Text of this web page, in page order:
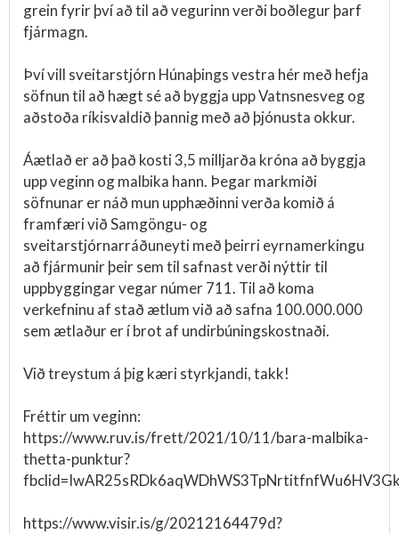
grein fyrir því að til að vegurinn verði boðlegur þarf
fjármagn.
Því vill sveitarstjórn Húnaþings vestra hér með hefja
söfnun til að hægt sé að byggja upp Vatnsnesveg og
aðstoða ríkisvaldið þannig með að þjónusta okkur.
Áætlað er að það kosti 3,5 milljarða króna að byggja
upp veginn og malbika hann. Þegar markmiði
söfnunar er náð mun upphæðinni verða komið á
framfæri við Samgöngu- og
sveitarstjórnarráðuneyti með þeirri eyrnamerkingu
að fjármunir þeir sem til safnast verði nýttir til
uppbyggingar vegar númer 711. Til að koma
verkefninu af stað ætlum við að safna 100.000.000
sem ætlaður er í brot af undirbúningskostnaði.
Við treystum á þig kæri styrkjandi, takk!
Fréttir um veginn:
https://www.ruv.is/frett/2021/10/11/bara-malbika-
thetta-punktur?
https://www.visir.is/g/20212164479d?